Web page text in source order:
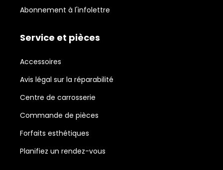
Abonnement à l'infolettre
Service et pièces
Accessoires
Avis légal sur la réparabilité
Centre de carrosserie
Commande de pièces
Forfaits esthétiques
Planifiez un rendez-vous